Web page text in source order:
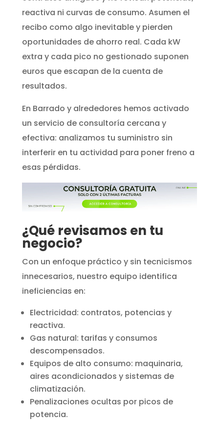
reactiva ni curvas de consumo. Asumen el
recibo como algo inevitable y pierden
oportunidades de ahorro real. Cada kW
extra y cada pico no gestionado suponen
euros que escapan de la cuenta de
resultados.
En Barrado y alrededores hemos activado
un servicio de consultoría cercana y
efectiva: analizamos tu suministro sin
interferir en tu actividad para poner freno a
esas pérdidas.
¿Qué revisamos en tu
negocio?
Con un enfoque práctico y sin tecnicismos
innecesarios, nuestro equipo identifica
ineficiencias en:
Electricidad: contratos, potencias y
reactiva.
Gas natural: tarifas y consumos
descompensados.
Equipos de alto consumo: maquinaria,
aires acondicionados y sistemas de
climatización.
Penalizaciones ocultas por picos de
potencia.